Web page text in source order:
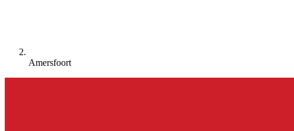
Amersfoort